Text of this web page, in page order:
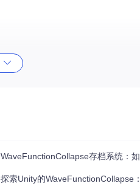
WaveFunctionCollapse存档系统：如何
探索Unity的WaveFunctionCollapse